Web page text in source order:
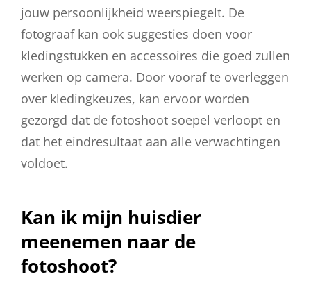
jouw persoonlijkheid weerspiegelt. De
fotograaf kan ook suggesties doen voor
kledingstukken en accessoires die goed zullen
werken op camera. Door vooraf te overleggen
over kledingkeuzes, kan ervoor worden
gezorgd dat de fotoshoot soepel verloopt en
dat het eindresultaat aan alle verwachtingen
voldoet.
Kan ik mijn huisdier
meenemen naar de
fotoshoot?